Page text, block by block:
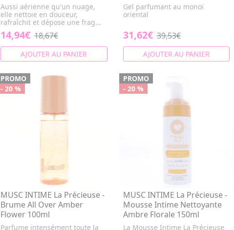
Aussi aérienne qu'un nuage,
elle nettoie en douceur,
rafraîchit et dépose une frag...
14,94€ 18,67€
AJOUTER AU PANIER
Gel parfumant au monoï
oriental
31,62€ 39,53€
AJOUTER AU PANIER
PROMO
- 20 %
MUSC INTIME La Précieuse -
Brume All Over Amber
Flower 100ml
Parfume intensément toute la
PROMO
- 20 %
MUSC INTIME La Précieuse -
Mousse Intime Nettoyante
Ambre Florale 150ml
La Mousse Intime La Précieuse